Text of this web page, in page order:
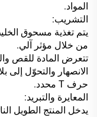
المواد.
التشريب:
يتم تغذية مسحوق
من خلال مؤثر آلي.
تتعرض المادة للقص
الانصهار والتحوّل
حرف T محدد.
المعايرة والتبريد:
يدخل المنتج الطويل